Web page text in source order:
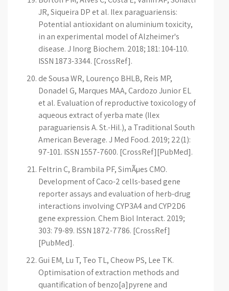
JR, Siqueira DP et al. Ilex paraguariensis:
Potential antioxidant on aluminium toxicity,
in an experimental model of Alzheimer's
disease. J Inorg Biochem. 2018; 181: 104-110.
ISSN 1873-3344. [CrossRef].
de Sousa WR, Lourenço BHLB, Reis MP,
Donadel G, Marques MAA, Cardozo Junior EL
et al. Evaluation of reproductive toxicology of
aqueous extract of yerba mate (Ilex
paraguariensis A. St.-Hil.), a Traditional South
American Beverage. J Med Food. 2019; 22(1):
97-101. ISSN 1557-7600. [CrossRef][PubMed].
Feltrin C, Brambila PF, SimÃµes CMO.
Development of Caco-2 cells-based gene
reporter assays and evaluation of herb-drug
interactions involving CYP3A4 and CYP2D6
gene expression. Chem Biol Interact. 2019;
303: 79-89. ISSN 1872-7786. [CrossRef]
[PubMed].
Gui EM, Lu T, Teo TL, Cheow PS, Lee TK.
Optimisation of extraction methods and
quantification of benzo[a]pyrene and